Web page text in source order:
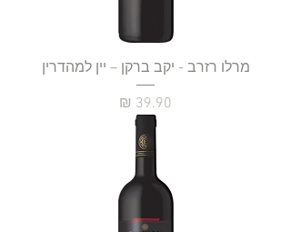
מרלו רזרב - יקב ברקן – יין למהדרין
מחיר